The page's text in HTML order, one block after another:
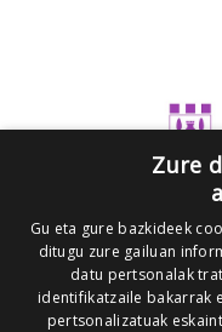
Zure
Gu eta gure bazkideek
ditugu zure gailuan
datu pertsonalak
identifikatzaile bakarrak
pertsonalizatuak